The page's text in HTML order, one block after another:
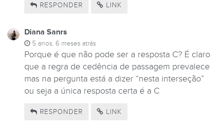
RESPONDER LINK
Diana Sanrs
5 anos, 6 meses atrás
Porque é que não pode ser a resposta C? É claro
que a regra de cedência de passagem prevalece
mas na pergunta está a dizer “nesta interseção”
ou seja a única resposta certa é a C
RESPONDER LINK